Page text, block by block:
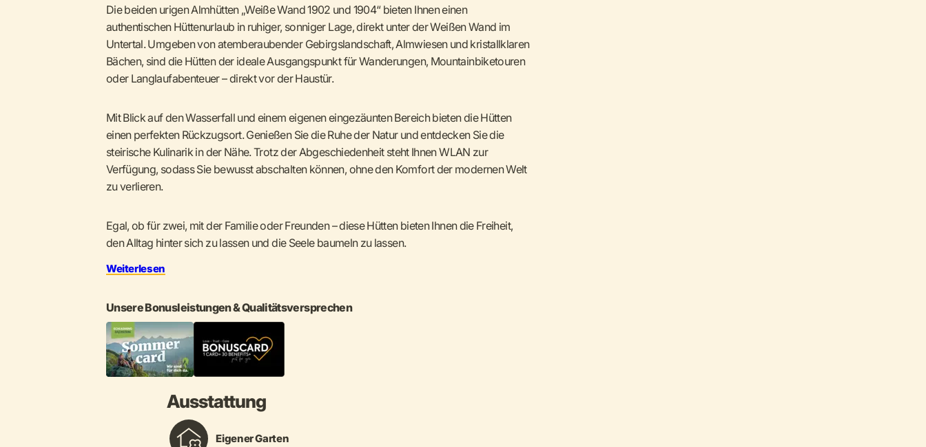
Die beiden urigen Almhütten „Weiße Wand 1902 und 1904“ bieten Ihnen einen
authentischen Hüttenurlaub in ruhiger, sonniger Lage, direkt unter der Weißen Wand im
Untertal. Umgeben von atemberaubender Gebirgslandschaft, Almwiesen und kristallklaren
Bächen, sind die Hütten der ideale Ausgangspunkt für Wanderungen, Mountainbiketouren
oder Langlaufabenteuer – direkt vor der Haustür.
Mit Blick auf den Wasserfall und einem eigenen eingezäunten Bereich bieten die Hütten
einen perfekten Rückzugsort. Genießen Sie die Ruhe der Natur und entdecken Sie die
steirische Kulinarik in der Nähe. Trotz der Abgeschiedenheit steht Ihnen WLAN zur
Verfügung, sodass Sie bewusst abschalten können, ohne den Komfort der modernen Welt
zu verlieren.
Egal, ob für zwei, mit der Familie oder Freunden – diese Hütten bieten Ihnen die Freiheit,
den Alltag hinter sich zu lassen und die Seele baumeln zu lassen.
Weiterlesen
Unsere Bonusleistungen & Qualitätsversprechen
Ausstattung
Eigener Garten